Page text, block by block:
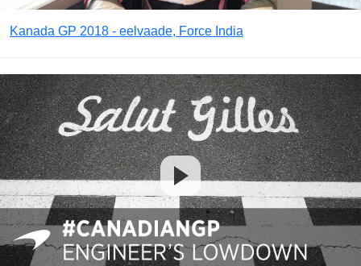
Kanada GP 2018 - eelvaade, Force India